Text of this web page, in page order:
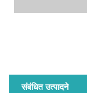
संबंधित उत्पादने